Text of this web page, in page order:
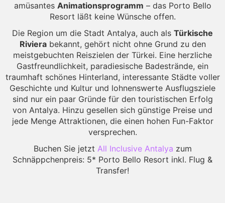
amüsantes Animationsprogramm – das Porto Bello
Resort läßt keine Wünsche offen.
Die Region um die Stadt Antalya, auch als Türkische
Rivierabekannt, gehört nicht ohne Grund zu den
meistgebuchten Reiszielen der Türkei. Eine herzliche
Gastfreundlichkeit, paradiesische Badestrände, ein
traumhaft schönes Hinterland, interessante Städte voller
Geschichte und Kultur und lohnenswerte Ausflugsziele
sind nur ein paar Gründe für den touristischen Erfolg
von Antalya. Hinzu gesellen sich günstige Preise und
jede Menge Attraktionen, die einen hohen Fun-Faktor
versprechen.
Buchen Sie jetzt All Inclusive Antalya zum
Schnäppchenpreis: 5* Porto Bello Resort inkl. Flug &
Transfer!